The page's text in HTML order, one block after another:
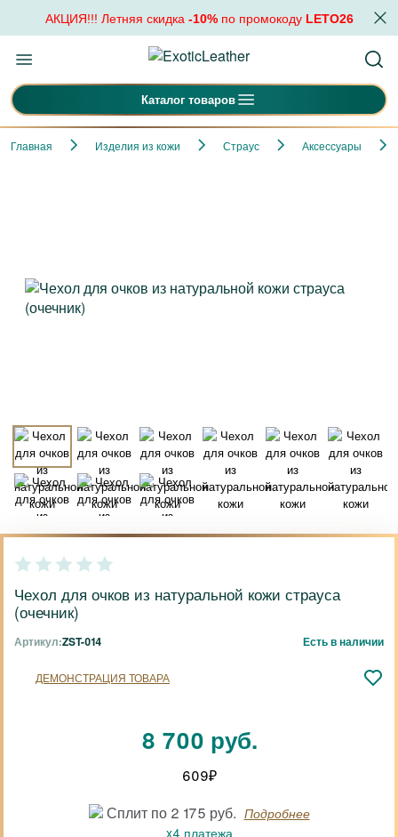
АКЦИЯ!!! Летняя скидка -10%по промокоду LETO26
Каталог товаров
Главная Изделия из кожи Страус Аксессуары
Чехол для очков из натуральной кожи страуса
(очечник)
Артикул:ZST-014 Есть в наличии
ДЕМОНСТРАЦИЯ ТОВАРА
8 700 руб.
609₽
Сплит по 2 175 руб. Подробнее
x4 платежа